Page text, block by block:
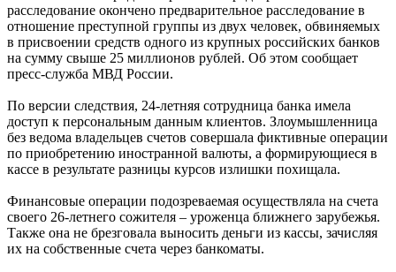
расследование окончено предварительное расследование в
отношение преступной группы из двух человек, обвиняемых
в присвоении средств одного из крупных российских банков
на сумму свыше 25 миллионов рублей. Об этом сообщает
пресс-служба МВД России.
По версии следствия, 24-летняя сотрудница банка имела
доступ к персональным данным клиентов. Злоумышленница
без ведома владельцев счетов совершала фиктивные операции
по приобретению иностранной валюты, а формирующиеся в
кассе в результате разницы курсов излишки похищала.
Финансовые операции подозреваемая осуществляла на счета
своего 26-летнего сожителя – уроженца ближнего зарубежья.
Также она не брезговала выносить деньги из кассы, зачисляя
их на собственные счета через банкоматы.